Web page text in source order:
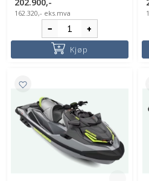
162.320,- eks.mva
Kjøp